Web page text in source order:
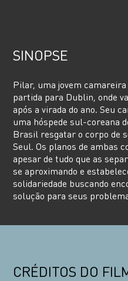
SINOPSE
Pilar, uma jovem
partida para Dublin, onde
após a virada do ano. Seu
uma hóspede sul-coreana
Brasil resgatar o corpo de
Seul. Os planos de ambas
apesar de tudo que as
se aproximando e
solidariedade buscando
solução para seus
CRÉDITOS DO